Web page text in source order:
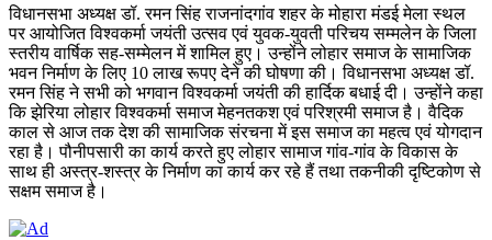
विधानसभा अध्यक्ष डॉ. रमन सिंह राजनांदगांव शहर के मोहारा मंडई मेला स्थल
पर आयोजित विश्वकर्मा जयंती उत्सव एवं युवक-युवती परिचय सम्मलेन के जिला
स्तरीय वार्षिक सह-सम्मेलन में शामिल हुए। उन्होंने लोहार समाज के सामाजिक
भवन निर्माण के लिए 10 लाख रूपए देने की घोषणा की। विधानसभा अध्यक्ष डॉ.
रमन सिंह ने सभी को भगवान विश्वकर्मा जयंती की हार्दिक बधाई दी। उन्होंने कहा
कि झेरिया लोहार विश्वकर्मा समाज मेहनतकश एवं परिश्रमी समाज है। वैदिक
काल से आज तक देश की सामाजिक संरचना में इस समाज का महत्व एवं योगदान
रहा है। पौनीपसारी का कार्य करते हुए लोहार सामाज गांव-गांव के विकास के
साथ ही अस्त्र-शस्त्र के निर्माण का कार्य कर रहे हैं तथा तकनीकी दृष्टिकोण से
सक्षम समाज है।